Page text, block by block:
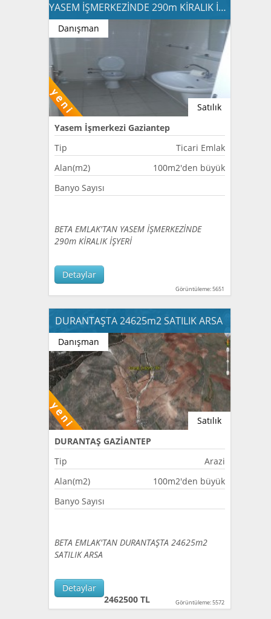
YASEM İŞMERKEZİNDE 290m KİRALIK İŞYERİ
Satılık
Danışman
Yasem İşmerkezi Gaziantep
Tip
Ticari Emlak
Alan(m2)
100m2'den büyük
Banyo Sayısı
BETA EMLAK'TAN YASEM İŞMERKEZİNDE
290m KİRALIK İŞYERİ
Detaylar
Görüntüleme: 5651
DURANTAŞTA 24625m2 SATILIK ARSA
Satılık
Danışman
DURANTAŞ GAZİANTEP
Tip
Arazi
Alan(m2)
100m2'den büyük
Banyo Sayısı
BETA EMLAK'TAN DURANTAŞTA 24625m2
SATILIK ARSA
Detaylar
2462500 TL
Görüntüleme: 5572